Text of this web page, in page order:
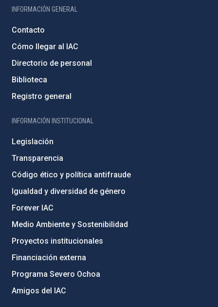
INFORMACIÓN GENERAL
Contacto
Cómo llegar al IAC
Directorio de personal
Biblioteca
Registro general
INFORMACIÓN INSTITUCIONAL
Legislación
Transparencia
Código ético y política antifraude
Igualdad y diversidad de género
Forever IAC
Medio Ambiente y Sostenibilidad
Proyectos institucionales
Financiación externa
Programa Severo Ochoa
Amigos del IAC